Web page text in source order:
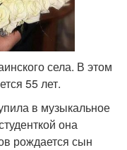
села. В этом
55 лет.
в музыкальное
она
рождается сын